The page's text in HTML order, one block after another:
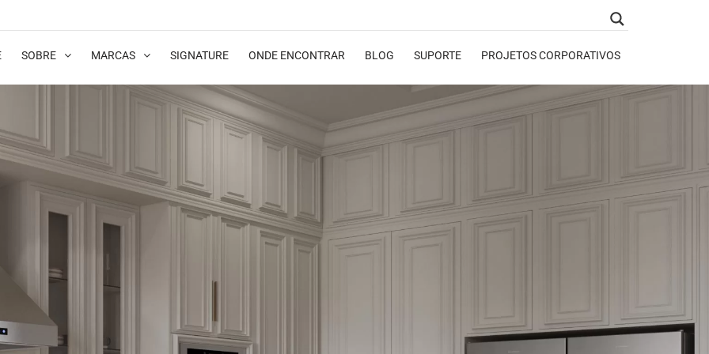
SOBRE MARCAS SIGNATURE ONDE ENCONTRAR BLOG SUPORTE PROJETOS CORPORATIVOS